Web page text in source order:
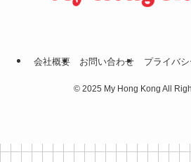
会社概要 お問い合わせ プライバ
© 2025 My Hong Kong All